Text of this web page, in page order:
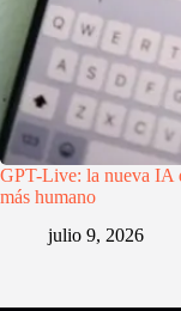
GPT-Live: la nueva IA
más humano
julio 9, 2026